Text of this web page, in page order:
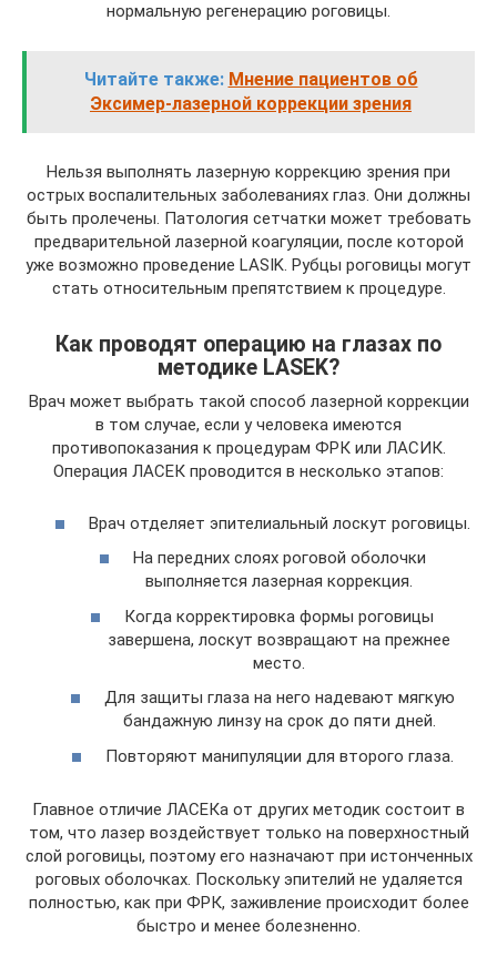
нормальную регенерацию роговицы.
Читайте также: Мнение пациентов об
Эксимер-лазерной коррекции зрения
Нельзя выполнять лазерную коррекцию зрения при
острых воспалительных заболеваниях глаз. Они должны
быть пролечены. Патология сетчатки может требовать
предварительной лазерной коагуляции, после которой
уже возможно проведение LASIK. Рубцы роговицы могут
стать относительным препятствием к процедуре.
Как проводят операцию на глазах по
методике LASEK?
Врач может выбрать такой способ лазерной коррекции
в том случае, если у человека имеются
противопоказания к процедурам ФРК или ЛАСИК.
Операция ЛАСЕК проводится в несколько этапов:
Врач отделяет эпителиальный лоскут роговицы.
На передних слоях роговой оболочки
выполняется лазерная коррекция.
Когда корректировка формы роговицы
завершена, лоскут возвращают на прежнее
место.
Для защиты глаза на него надевают мягкую
бандажную линзу на срок до пяти дней.
Повторяют манипуляции для второго глаза.
Главное отличие ЛАСЕКа от других методик состоит в
том, что лазер воздействует только на поверхностный
слой роговицы, поэтому его назначают при истонченных
роговых оболочках. Поскольку эпителий не удаляется
полностью, как при ФРК, заживление происходит более
быстро и менее болезненно.